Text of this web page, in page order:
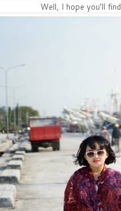
Well, I hope you’ll